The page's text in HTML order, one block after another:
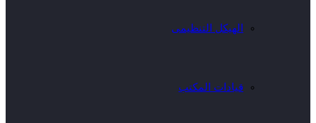
الهيكل التنظيمى
قيادات المكتب